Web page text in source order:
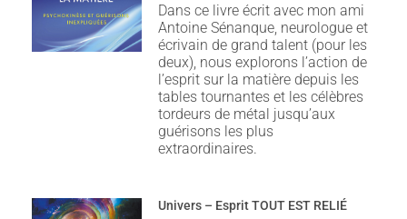
Dans ce livre écrit avec mon ami
Antoine Sénanque, neurologue et
écrivain de grand talent (pour les
deux), nous explorons l’action de
l’esprit sur la matière depuis les
tables tournantes et les célèbres
tordeurs de métal jusqu’aux
guérisons les plus
extraordinaires.
Univers – Esprit TOUT EST RELIÉ